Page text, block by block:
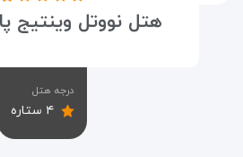
هتل نووتل وینتیج
درجه هتل